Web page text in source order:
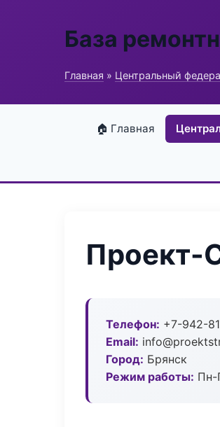
База
Главная » Центральный
🏠 Главная
Проект-
Телефон: +7-942-
Email:
Город: Брянск
Режим работы: Пн-